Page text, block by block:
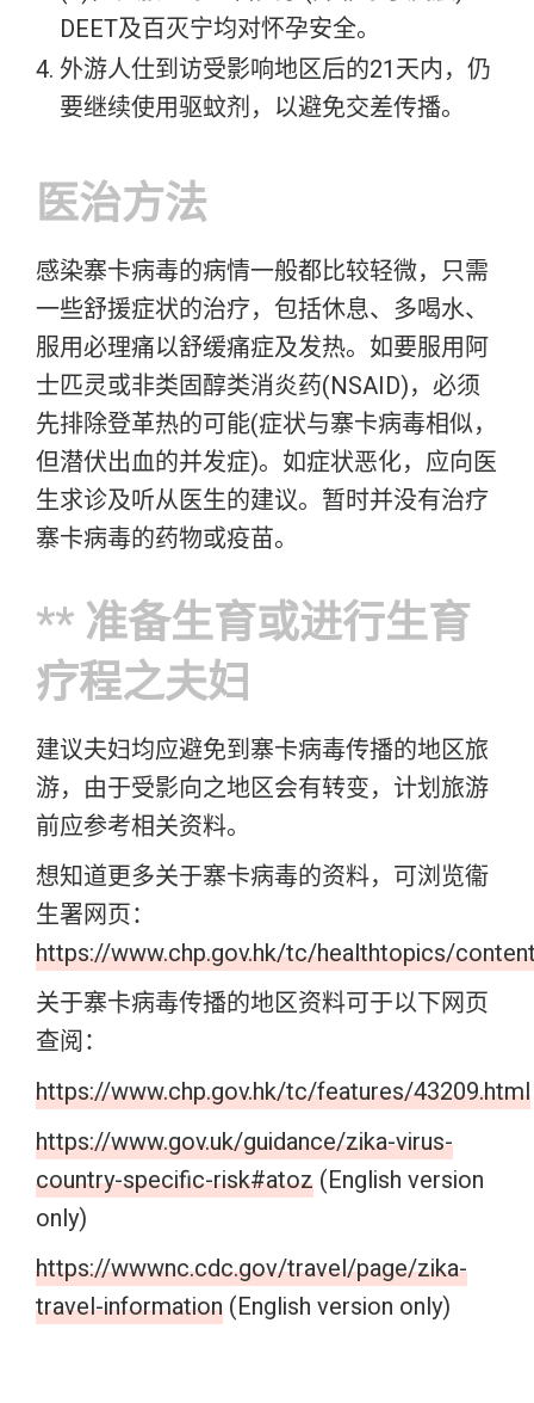
DEET及百灭宁均对怀孕安全。
外游人仕到访受影响地区后的21天内，仍
要继续使用驱蚊剂，以避免交差传播。
医治方法
感染寨卡病毒的病情一般都比较轻微，只需
一些舒援症状的治疗，包括休息、多喝水、
服用必理痛以舒缓痛症及发热。如要服用阿
士匹灵或非类固醇类消炎药(NSAID)，必须
先排除登革热的可能(症状与寨卡病毒相似，
但潜伏出血的并发症)。如症状恶化，应向医
生求诊及听从医生的建议。暂时并没有治疗
寨卡病毒的药物或疫苗。
** 准备生育或进行生育
疗程之夫妇
建议夫妇均应避免到寨卡病毒传播的地区旅
游，由于受影向之地区会有转变，计划旅游
前应参考相关资料。
想知道更多关于寨卡病毒的资料，可浏览衞
生署网页：
https://www.chp.gov.hk/tc/healthtopics/
关于寨卡病毒传播的地区资料可于以下网页
查阅：
https://www.chp.gov.hk/tc/features/43209.html
https://www.gov.uk/guidance/zika-virus-
country-specific-risk#atoz (English version
only)
https://wwwnc.cdc.gov/travel/page/zika-
travel-information (English version only)